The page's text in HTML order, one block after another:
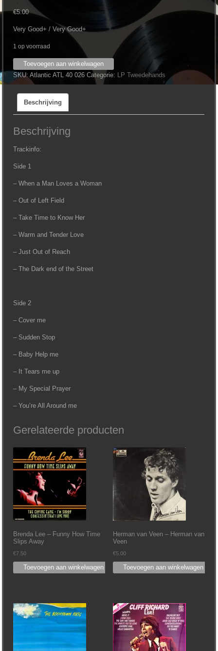
€5.00
Very Good+ / Very Good+
1 op voorraad
Percy
Sledge
-
Best
aantal
Toevoegen aan winkelwagen
SKU:Atlantic ATL 40 026 Categorie: LP Tweedehands
Beschrijving
Beschrijving
Trackinfo:
Side 1
– When a Man Loves a Woman
– Out of Left Field
– Take Time to Know Her
– Warm and Tender Love
– Just Out of Reach
– The Dark end of the Street
Side 2
– Cover me
– Sudden Stop
– Baby Help me
– It Tears me up
– My Special Prayer
– You’re All Around me
Gerelateerde producten
Brenda Lee – Funny How Time
Slips Away
€7.50
Toevoegen aan winkelwagen
Herman van Veen – Herman van
Veen
€5.00
Toevoegen aan winkelwagen